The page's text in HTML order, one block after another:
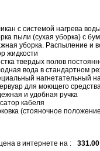
с системой нагрева
пыли (сухая уборка) с
уборка. Распыление и
жидкости
твердых полов
вода в стандартном
нагнетательный
для моющего
и удобная ручка
кабеля
(стояночное
в интернете на : 331.00